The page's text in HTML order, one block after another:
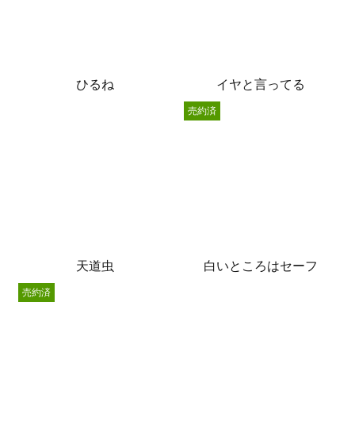
ひるね イヤと言ってる
天道虫 白いところはセーフ
売約済
売約済